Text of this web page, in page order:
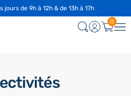
de 9h à 12h & de 13h à 17h
28 29 75 94
0